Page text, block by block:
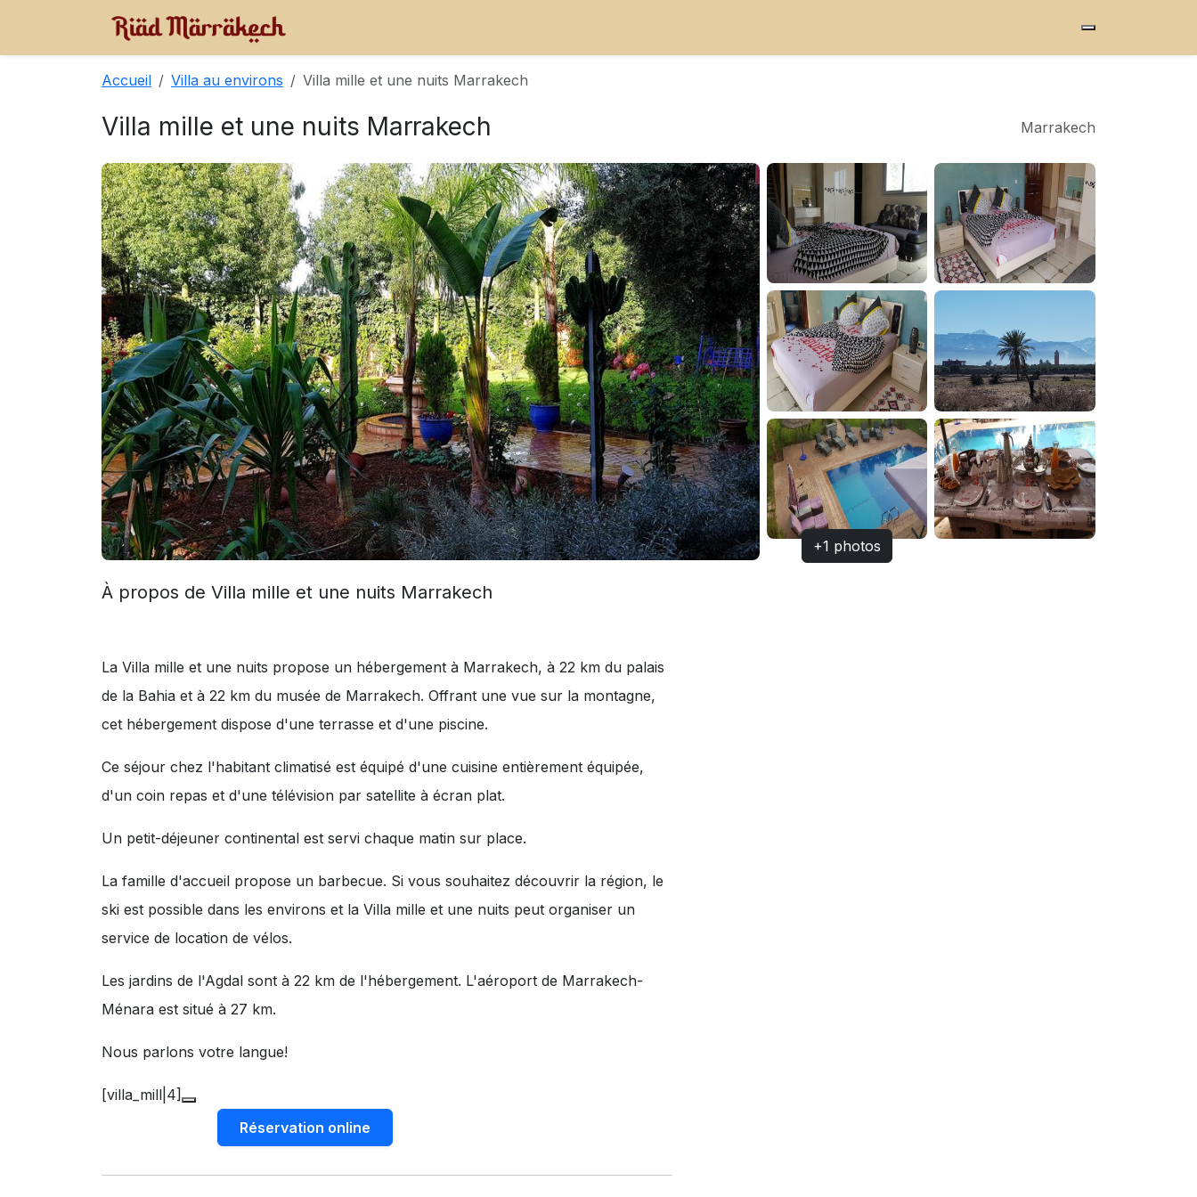
Accueil Villa au environs Villa mille et une nuits Marrakech
Villa mille et une nuits Marrakech Marrakech
+1 photos
À propos de Villa mille et une nuits Marrakech
La Villa mille et une nuits propose un hébergement à Marrakech, à 22 km du palais
de la Bahia et à 22 km du musée de Marrakech. Offrant une vue sur la montagne,
cet hébergement dispose d'une terrasse et d'une piscine.
Ce séjour chez l'habitant climatisé est équipé d'une cuisine entièrement équipée,
d'un coin repas et d'une télévision par satellite à écran plat.
Un petit-déjeuner continental est servi chaque matin sur place.
La famille d'accueil propose un barbecue. Si vous souhaitez découvrir la région, le
ski est possible dans les environs et la Villa mille et une nuits peut organiser un
service de location de vélos.
Les jardins de l'Agdal sont à 22 km de l'hébergement. L'aéroport de Marrakech-
Ménara est situé à 27 km.
Nous parlons votre langue!
[villa_mill|4]
Réservation online